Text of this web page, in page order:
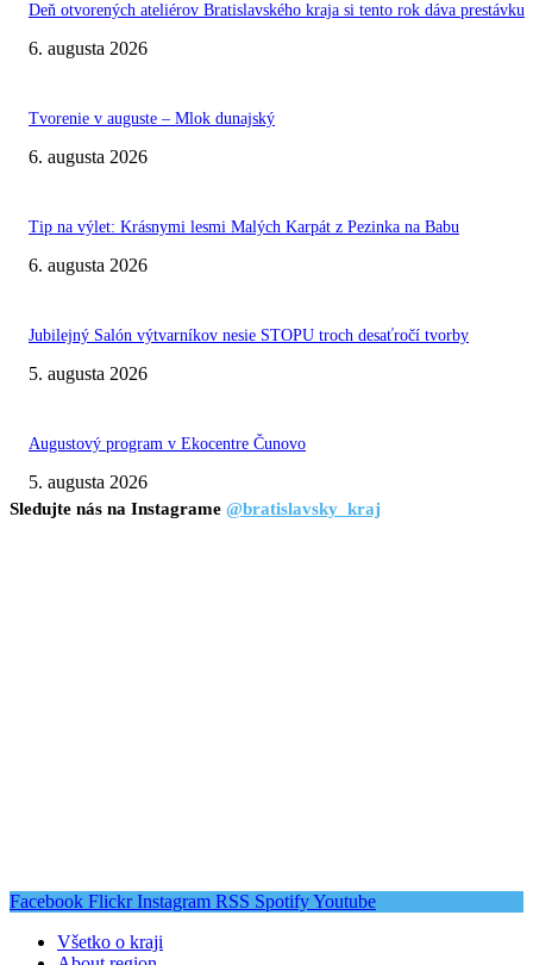
Deň otvorených ateliérov Bratislavského kraja si tento rok dáva prestávku
6. augusta 2026
Tvorenie v auguste – Mlok dunajský
6. augusta 2026
Tip na výlet: Krásnymi lesmi Malých Karpát z Pezinka na Babu
6. augusta 2026
Jubilejný Salón výtvarníkov nesie STOPU troch desaťročí tvorby
5. augusta 2026
Augustový program v Ekocentre Čunovo
5. augusta 2026
Sledujte nás na Instagrame @bratislavsky_kraj
Facebook Flickr Instagram RSS SpotifyYoutube
Všetko o kraji